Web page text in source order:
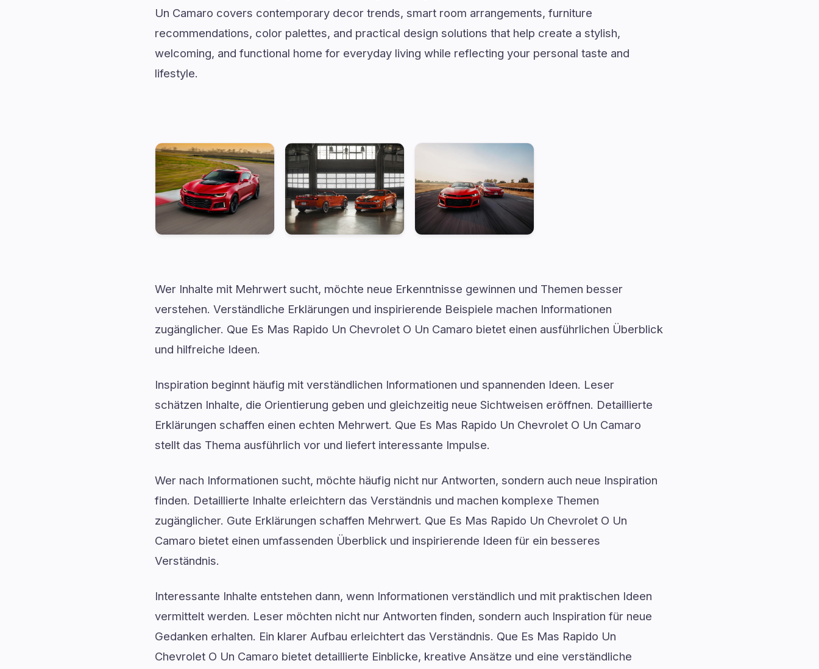
Un Camaro covers contemporary decor trends, smart room arrangements, furniture
recommendations, color palettes, and practical design solutions that help create a stylish,
welcoming, and functional home for everyday living while reflecting your personal taste and
lifestyle.
Wer Inhalte mit Mehrwert sucht, möchte neue Erkenntnisse gewinnen und Themen besser
verstehen. Verständliche Erklärungen und inspirierende Beispiele machen Informationen
zugänglicher. Que Es Mas Rapido Un Chevrolet O Un Camaro bietet einen ausführlichen Überblick
und hilfreiche Ideen.
Inspiration beginnt häufig mit verständlichen Informationen und spannenden Ideen. Leser
schätzen Inhalte, die Orientierung geben und gleichzeitig neue Sichtweisen eröffnen. Detaillierte
Erklärungen schaffen einen echten Mehrwert. Que Es Mas Rapido Un Chevrolet O Un Camaro
stellt das Thema ausführlich vor und liefert interessante Impulse.
Wer nach Informationen sucht, möchte häufig nicht nur Antworten, sondern auch neue Inspiration
finden. Detaillierte Inhalte erleichtern das Verständnis und machen komplexe Themen
zugänglicher. Gute Erklärungen schaffen Mehrwert. Que Es Mas Rapido Un Chevrolet O Un
Camaro bietet einen umfassenden Überblick und inspirierende Ideen für ein besseres
Verständnis.
Interessante Inhalte entstehen dann, wenn Informationen verständlich und mit praktischen Ideen
vermittelt werden. Leser möchten nicht nur Antworten finden, sondern auch Inspiration für neue
Gedanken erhalten. Ein klarer Aufbau erleichtert das Verständnis. Que Es Mas Rapido Un
Chevrolet O Un Camaro bietet detaillierte Einblicke, kreative Ansätze und eine verständliche